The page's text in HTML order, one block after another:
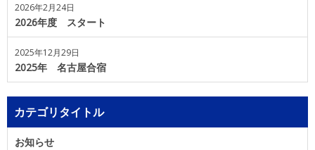
2026年2月24日
2026年度 スタート
2025年12月29日
2025年 名古屋合宿
カテゴリタイトル
お知らせ